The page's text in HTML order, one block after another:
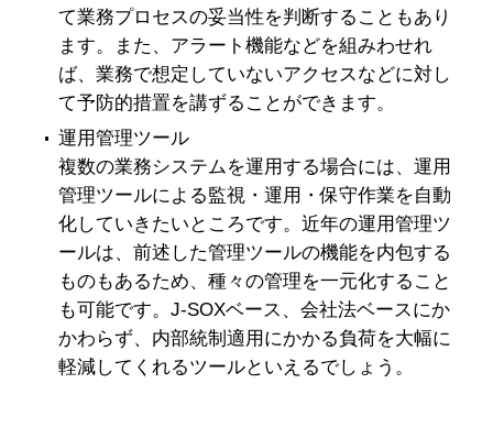
て業務プロセスの妥当性を判断することもあり
ます。また、アラート機能などを組みわせれ
ば、業務で想定していないアクセスなどに対し
て予防的措置を講ずることができます。
運用管理ツール
複数の業務システムを運用する場合には、運用
管理ツールによる監視・運用・保守作業を自動
化していきたいところです。近年の運用管理ツ
ールは、前述した管理ツールの機能を内包する
ものもあるため、種々の管理を一元化すること
も可能です。J-SOXベース、会社法ベースにか
かわらず、内部統制適用にかかる負荷を大幅に
軽減してくれるツールといえるでしょう。